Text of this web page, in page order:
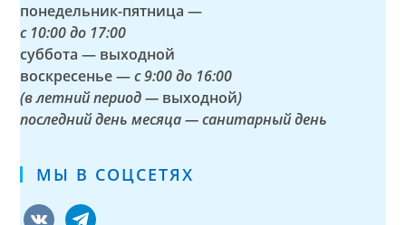
понедельник-пятница —
с 10:00 до 17:00
суббота — выходной
воскресенье —с 9:00 до 16:00
(в летний период — выходной)
последний день месяца — санитарный день
МЫ В СОЦСЕТЯХ
vkontaktetelegram